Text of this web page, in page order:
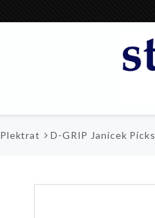
Plektrat D-GRIP Janicek Picks